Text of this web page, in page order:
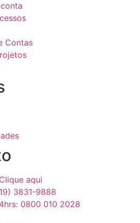
Contas
aqui
3831-9888
0800 010 2028